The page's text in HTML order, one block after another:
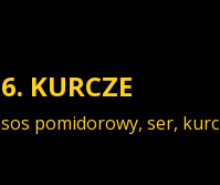
6. KURCZE
sos pomidorowy, ser,